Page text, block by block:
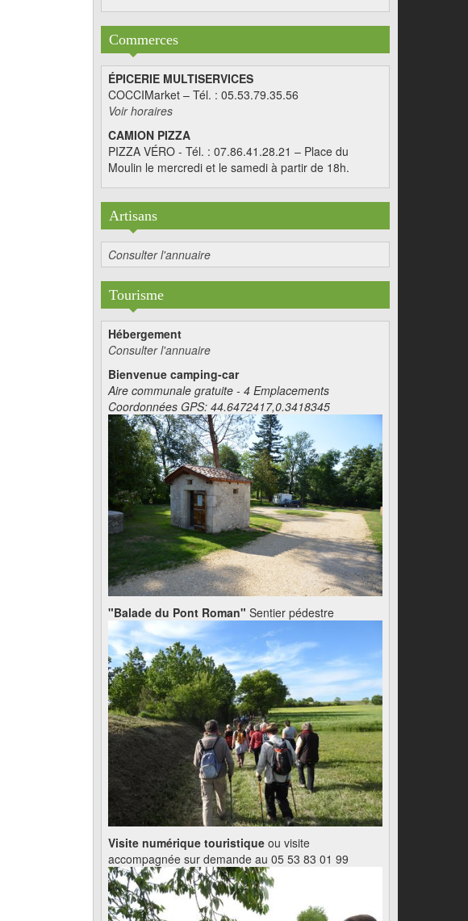
Commerces
ÉPICERIE MULTISERVICES
COCCIMarket – Tél. : 05.53.79.35.56
Voir horaires
CAMION PIZZA
PIZZA VÉRO - Tél. : 07.86.41.28.21 – Place du
Moulin le mercredi et le samedi à partir de 18h.
Artisans
Consulter l'annuaire
Tourisme
Hébergement
Consulter l'annuaire
Bienvenue camping-car
Aire communale gratuite - 4 Emplacements
Coordonnées GPS: 44.6472417,0.3418345
"Balade du Pont Roman" Sentier pédestre
Visite numérique touristique ou visite
accompagnée sur demande au 05 53 83 01 99